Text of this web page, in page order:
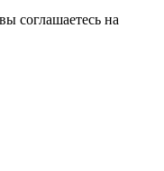
соглашаетесь на